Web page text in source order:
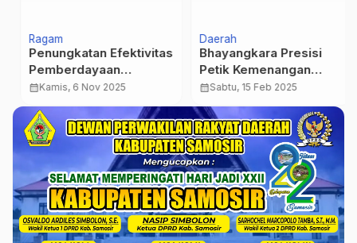
Ragam
Penungkatan Efektivitas
Pemberdayaan
Masyarakat Melalui
BUMDesa DI Kecamatan
Benjeng
calendar_monthKamis, 6 Nov 2025
Daerah
Bhayangkara Presisi
Petik Kemenangan
Pertama di Kandang
calendar_monthSabtu, 15 Feb 2025